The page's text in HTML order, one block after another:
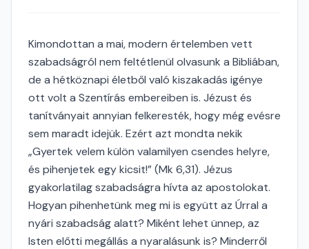
Kimondottan a mai, modern értelemben vett
szabadságról nem feltétlenül olvasunk a Bibliában,
de a hétköznapi életből való kiszakadás igénye
ott volt a Szentírás embereiben is. Jézust és
tanítványait annyian felkeresték, hogy még evésre
sem maradt idejük. Ezért azt mondta nekik
„Gyertek velem külön valamilyen csendes helyre,
és pihenjetek egy kicsit!” (Mk 6,31). Jézus
gyakorlatilag szabadságra hívta az apostolokat.
Hogyan pihenhetünk meg mi is együtt az Úrral a
nyári szabadság alatt? Miként lehet ünnep, az
Isten előtti megállás a nyaralásunk is? Minderről